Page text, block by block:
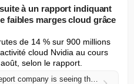
à un rapport indiquant
faibles marges cloud grâce
de 14 % sur 900 millions
cloud Nvidia au cours
selon le rapport.
Oracle stock slips 5% on report company is seeing thin cloud margins from Nvidia chips